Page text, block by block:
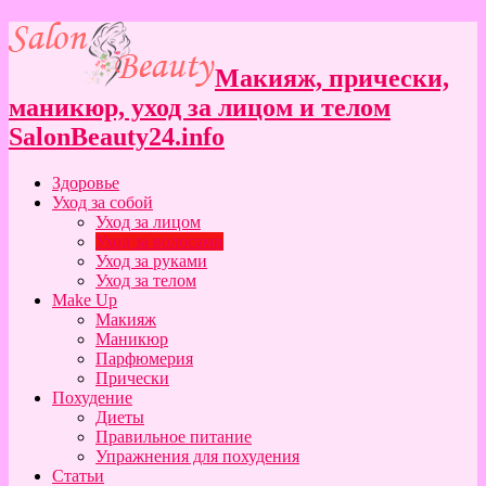
Макияж, прически,
маникюр, уход за лицом и телом
SalonBeauty24.info
Здоровье
Уход за собой
Уход за лицом
Уход за волосами
Уход за руками
Уход за телом
Make Up
Макияж
Маникюр
Парфюмерия
Прически
Похудение
Диеты
Правильное питание
Упражнения для похудения
Статьи